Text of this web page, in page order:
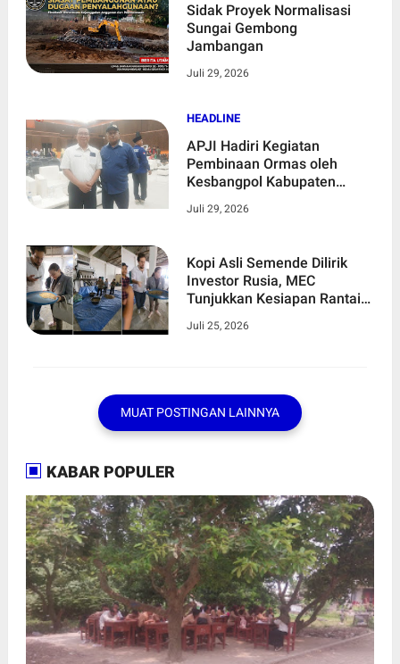
Sidak Proyek Normalisasi
Sungai Gembong
Jambangan
Juli 29, 2026
HEADLINE
APJI Hadiri Kegiatan
Pembinaan Ormas oleh
Kesbangpol Kabupaten
Peran Organisasi
Juli 29, 2026
Kopi Asli Semende Dilirik
Investor Rusia, MEC
Tunjukkan Kesiapan Rantai
Juli 25, 2026
MUAT POSTINGAN LAINNYA
KABAR POPULER